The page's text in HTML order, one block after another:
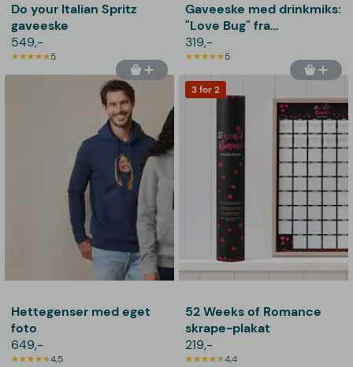
Do your Italian Spritz
gaveeske
549,-
5
Gaveeske med drinkmiks:
"Love Bug" fra
Thoughtfully
319,-
5
Hettegenser med eget
foto
649,-
4,5
3 for 2
52 Weeks of Romance
skrape-plakat
219,-
4,4